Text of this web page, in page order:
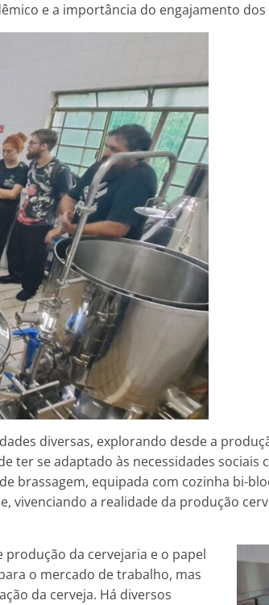
e a importância do engajamento
diversas, explorando desde a
ter se adaptado às necessidades sociais
brassagem, equipada com cozinha bi-
vivenciando a realidade da produção
produção da cervejaria e o papel
o mercado de trabalho, mas
da cerveja. Há diversos